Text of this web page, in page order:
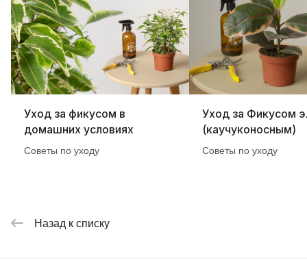
Уход за фикусом в
домашних условиях
Советы по уходу
Уход за Фикусом
(каучуконосным)
Советы по уходу
Назад к списку